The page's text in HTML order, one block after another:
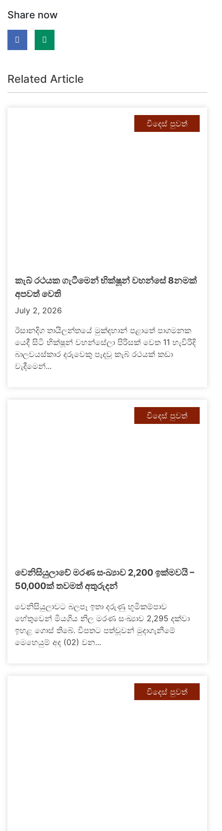
Share now
Related Article
විදෙස් පුවත්
කැබ් රථයක ගැටීමෙන් භික්ෂූන් වහන්සේ 8නමක්
අපවත් වෙති
July 2, 2026
ඊසානදිග තායිලන්තයේ මුක්දහාන් පළාතේ පාගමනක
යෙදී සිටි භික්ෂූන් වහන්සේලා පිරිසක් වෙත 11 හැවිරිදි
බාලවයස්කාර දරුවෙකු පැදවූ කැබ් රථයක් කඩා
වැදීමෙන්...
විදෙස් පුවත්
වෙනිසියුලාවේ මරණ සංඛ්‍යාව 2,200 ඉක්මවයි –
50,000ක් තවමත් අතුරුදන්
වෙනිසියුලාවට බලපෑ ඉතා දරුණු භූමිකම්පාව
හේතුවෙන් මියගිය නිල මරණ සංඛ්‍යාව 2,295 දක්වා
ඉහළ ගොස් තිබේ. විපතට පත්වූවන් මුදාගැනීමේ
මෙහෙයුම් අද (02) වන...
විදෙස් පුවත්